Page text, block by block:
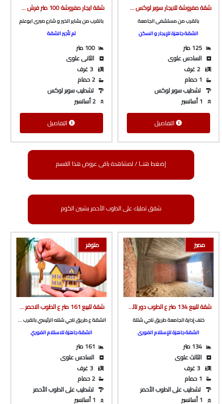
شقة مفروشة للايجار سوبر لوكس ف برج بأسانسير بالقرب من مستشفى الجامعة من شركة الوسيط العقارية بشبين الكوم
بالقرب من مستشفى الجامعة
الشقة جاهزة للإيجار و السكن
125 متر
السادس علوى
1 حمام
تشطيب سوبر لوكس
التفاصيل
شقة ايجار مفروشة 100 متر فرش هاي سوبر لوكس بالقرب من بشاير الخير و شارع باريس من شركة الوسيط العقارية بشبين الكوم
بالقرب من بشاير الخير و شارع صبرى ابوعلم
تم تأجير الشقة
100 متر
الثانى علوى
3 غرف
2 حمام
تشطيب سوبر لوكس
2 أسانسير
التفاصيل
إضغط هنــا / لمشاهدة باقى عروض هذا القسم
شقق تمليك على الطوب الأحمر بشبين الكوم
مميز
شقة للبيع 134 متر ع الطوب دور تالت ف برج بأسانسير ع طريق ناجي شتله الرئيسى خلف اداره الجامعة من شركة الوسيط العقارية بشبين الكوم
خلف إدارة الجامعة طريق ناجي شتلة
الشقة جاهزة للإستلام الفورى
134 متر
الثالث علوى
1 حمام
تشطيب على الطوب الأحمر
متوفر
شقة للبيع 161 متر ع الطوب الاحمر بالقرب من چيم النعماني و تري البحر من الوسيط العقارية بشبين الكوم
الشقة ع طريق ناجي شتله الرئيسي بالقرب من چيم النعماني و تري البحر
الشقة جاهزة للاستلام الفوري
161 متر
السادس علوى
3 غرف
2 حمام
تشطيب على الطوب الأحمر